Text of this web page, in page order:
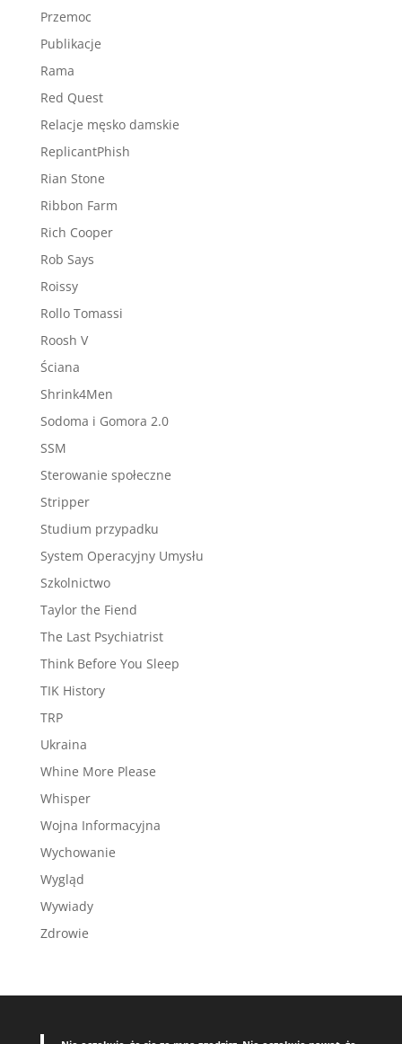
Przemoc
Publikacje
Rama
Red Quest
Relacje męsko damskie
ReplicantPhish
Rian Stone
Ribbon Farm
Rich Cooper
Rob Says
Roissy
Rollo Tomassi
Roosh V
Ściana
Shrink4Men
Sodoma i Gomora 2.0
SSM
Sterowanie społeczne
Stripper
Studium przypadku
System Operacyjny Umysłu
Szkolnictwo
Taylor the Fiend
The Last Psychiatrist
Think Before You Sleep
TIK History
TRP
Ukraina
Whine More Please
Whisper
Wojna Informacyjna
Wychowanie
Wygląd
Wywiady
Zdrowie